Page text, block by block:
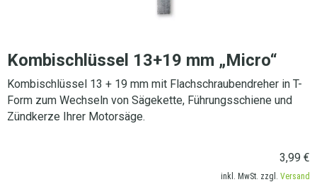
Kombischlüssel 13+19 mm „Micro“
Kombischlüssel 13 + 19 mm mit Flachschraubendreher in T-
Form zum Wechseln von Sägekette, Führungsschiene und
Zündkerze Ihrer Motorsäge.
3,99 €
inkl. MwSt. zzgl. Versand